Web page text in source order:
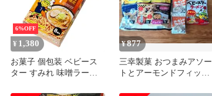
6%OFF
¥ 1,380
お菓子 個包装 ベビース
ター すみれ 味噌ラーメ
¥877
三幸製菓 おつまみアソー
トとアーモンドフィッシ